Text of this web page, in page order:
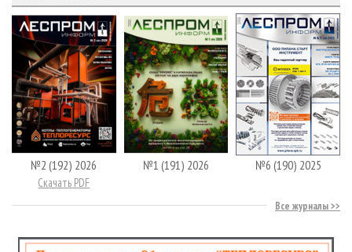
№2 (192) 2026
Скачать PDF
№1 (191) 2026 №6 (190) 2025
Все журналы